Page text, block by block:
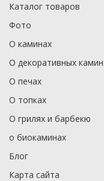
Каталог товаров
Фото
О каминах
О декоративных
О печах
О топках
О грилях и барбекю
о биокаминах
Блог
Карта сайта